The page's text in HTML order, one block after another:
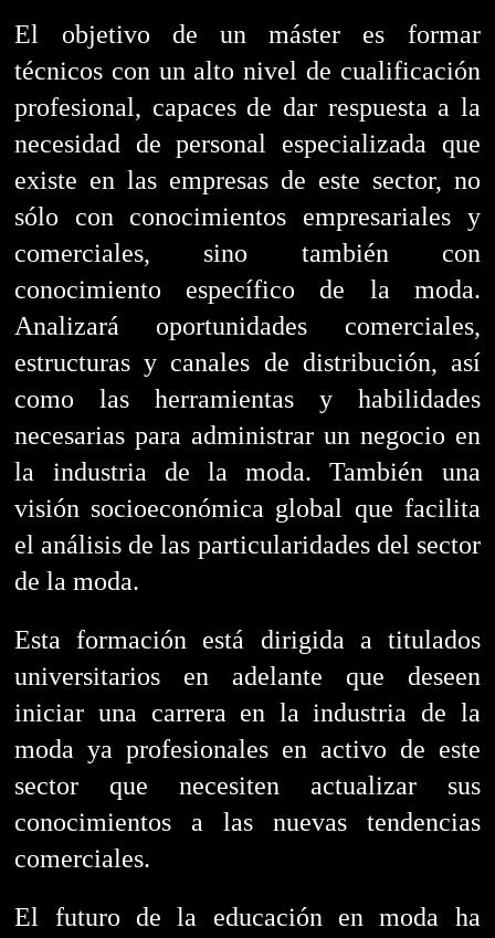
El objetivo de un máster es formar
técnicos con un alto nivel de cualificación
profesional, capaces de dar respuesta a la
necesidad de personal especializada que
existe en las empresas de este sector, no
sólo con conocimientos empresariales y
comerciales, sino también con
conocimiento específico de la moda.
Analizará oportunidades comerciales,
estructuras y canales de distribución, así
como las herramientas y habilidades
necesarias para administrar un negocio en
la industria de la moda.También una
visión socioeconómica global que facilita
el análisis de las particularidades del sector
de la moda.
Esta formación está dirigida a titulados
universitarios en adelante que deseen
iniciar una carrera en la industria de la
moda ya profesionales en activo de este
sector que necesiten actualizar sus
conocimientos a las nuevas tendencias
comerciales.
El futuro de la educación en moda ha